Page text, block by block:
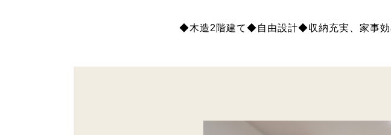
◆木造2階建て◆自由設計◆収納充実、家事効